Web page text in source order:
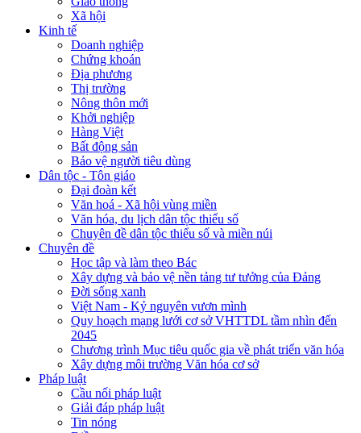
Xã hội
Kinh tế
Doanh nghiệp
Chứng khoán
Địa phương
Thị trường
Nông thôn mới
Khởi nghiệp
Hàng Việt
Bất động sản
Bảo vệ người tiêu dùng
Dân tộc - Tôn giáo
Đại đoàn kết
Văn hoá - Xã hội vùng miền
Văn hóa, du lịch dân tộc thiểu số
Chuyên đề dân tộc thiểu số và miền núi
Chuyên đề
Học tập và làm theo Bác
Xây dựng và bảo vệ nền tảng tư tưởng của Đảng
Đời sống xanh
Việt Nam - Kỷ nguyên vươn mình
Quy hoạch mạng lưới cơ sở VHTTDL tầm nhìn đến
2045
Chương trình Mục tiêu quốc gia về phát triển văn hóa
Xây dựng môi trường Văn hóa cơ sở
Pháp luật
Cầu nối pháp luật
Giải đáp pháp luật
Tin nóng